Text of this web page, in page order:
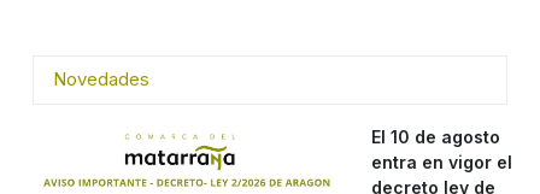
Novedades
El 10 de agosto
entra en vigor el
decreto ley de